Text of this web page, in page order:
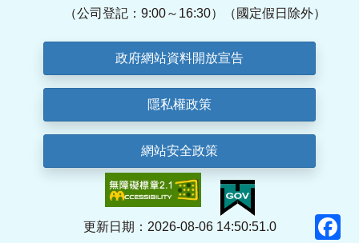
（公司登記：9:00～16:30）（國定假日除外）
政府網站資料開放宣告
隱私權政策
網站安全政策
更新日期：2026-08-06 14:50:51.0